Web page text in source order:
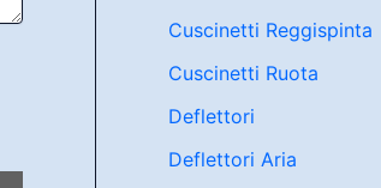
Cuscinetti Reggispinta
Cuscinetti Ruota
Deflettori
Deflettori Aria